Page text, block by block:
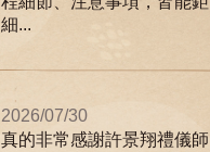
細...
2026/07/30
真的非常感謝許景翔禮儀師